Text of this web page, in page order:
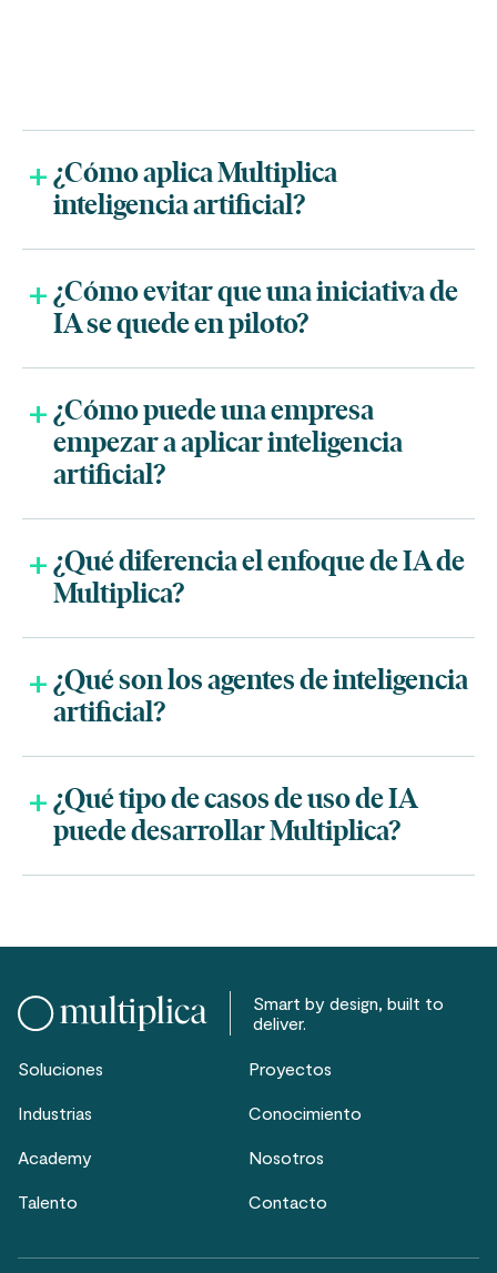
¿Cómo aplica Multiplica
inteligencia artificial?
¿Cómo evitar que una iniciativa de
IA se quede en piloto?
¿Cómo puede una empresa
empezar a aplicar inteligencia
artificial?
¿Qué diferencia el enfoque de IA de
Multiplica?
¿Qué son los agentes de inteligencia
artificial?
¿Qué tipo de casos de uso de IA
puede desarrollar Multiplica?
Smart by design, built to
deliver.
Soluciones Proyectos
Industrias Conocimiento
Academy Nosotros
Talento Contacto